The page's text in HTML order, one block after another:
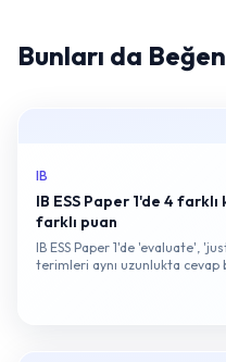
Bunları da
IB
IB ESS Paper 1'de 4
farklı puan
IB ESS Paper 1'de 'evaluate',
terimleri aynı uzunlukta cevap